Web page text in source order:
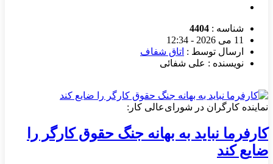
شناسه : 4404
11 می 2026 - 12:34
ارسال توسط : اتاق شفاف
نویسنده : علی شفائی
نماینده کارگران در شورای‌عالی کار:
کارفرما نباید به بهانه جنگ حقوق کارگر را
ضایع کند